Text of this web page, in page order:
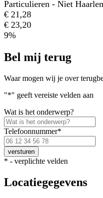
Particulieren - Niet
€ 21,28
€ 23,20
9%
Bel mij terug
Waar mogen wij je over
"*" geeft vereiste velden aan
Wat is het onderwerp?
Telefoonnummer*
een
* - verplichte velden
Locatiegegevens